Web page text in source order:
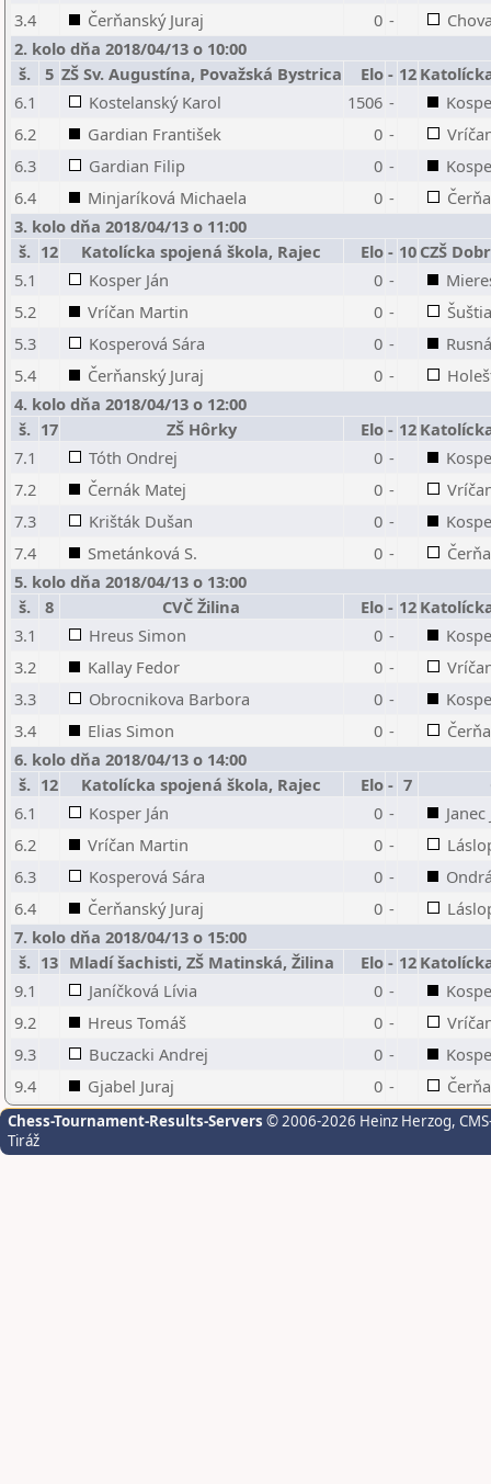
3.4
Čerňanský Juraj 0 -
2. kolo dňa 2018/04/13 o 10:00
š.
5 ZŠ Sv. Augustína, Považská Bystrica Elo - 12
6.1
Kostelanský Karol 1506 -
6.2
Gardian František 0 -
6.3
Gardian Filip 0 -
6.4
Minjaríková Michaela 0 -
3. kolo dňa 2018/04/13 o 11:00
š. 12 Katolícka spojená škola, Rajec Elo - 10 CZŠ
5.1
Kosper Ján 0 -
5.2
Vríčan Martin 0 -
5.3
Kosperová Sára 0 -
5.4
Čerňanský Juraj 0 -
4. kolo dňa 2018/04/13 o 12:00
š. 17 ZŠ Hôrky Elo - 12
7.1
Tóth Ondrej 0 -
7.2
Černák Matej 0 -
7.3
Krišták Dušan 0 -
7.4
Smetánková S. 0 -
5. kolo dňa 2018/04/13 o 13:00
š.
8 CVČ Žilina Elo - 12
3.1
Hreus Simon 0 -
3.2
Kallay Fedor 0 -
3.3
Obrocnikova Barbora 0 -
3.4
Elias Simon 0 -
6. kolo dňa 2018/04/13 o 14:00
š. 12 Katolícka spojená škola, Rajec Elo - 7
6.1
Kosper Ján 0 -
6.2
Vríčan Martin 0 -
6.3
Kosperová Sára 0 -
6.4
Čerňanský Juraj 0 -
7. kolo dňa 2018/04/13 o 15:00
š. 13 Mladí šachisti, ZŠ Matinská, Žilina Elo - 12
9.1
Janíčková Lívia 0 -
9.2
Hreus Tomáš 0 -
9.3
Buczacki Andrej 0 -
9.4
Gjabel Juraj 0 -
Chess-Tournament-Results-Servers © 2006-2026 Heinz Herzog,
Tiráž